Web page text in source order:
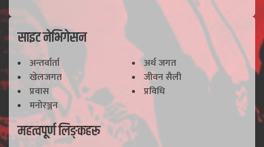
साइट नेभिगेसन
अन्तर्वार्ता
अर्थ जगत
खेलजगत
जीवन सैली
प्रवास
प्रविधि
मनोरञ्जन
महत्वपूर्ण लिङ्कहरू